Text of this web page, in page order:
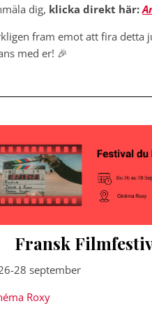
dig, klicka direkt här:
fram emot att fira detta
med er! 🎉
Fransk
28 september
Roxy